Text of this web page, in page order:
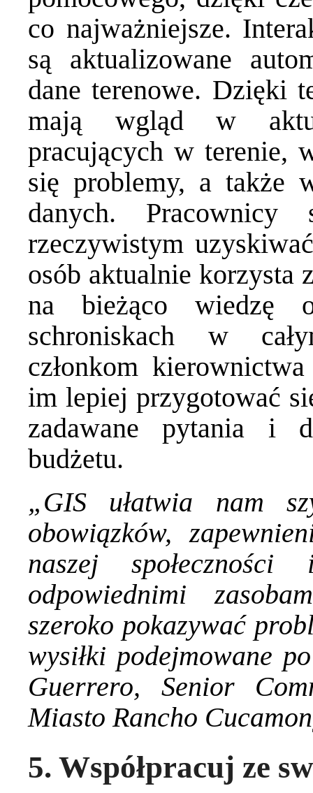
co najważniejsze.
są aktualizowane
dane terenowe. Dzięki
mają wgląd w
pracujących w terenie,
się problemy, a także
danych.
rzeczywistym
osób aktualnie korzysta
na bieżąco wiedzę
schroniskach w
członkom
im lepiej przygotować
zadawane pytania i
budżetu.
„GIS ułatwia nam
obowiązków,
naszej
odpowiednimi
szeroko pokazywać
wysiłki podejmowane
Guerrero, Senior
Miasto Rancho
5. Współpracuj ze